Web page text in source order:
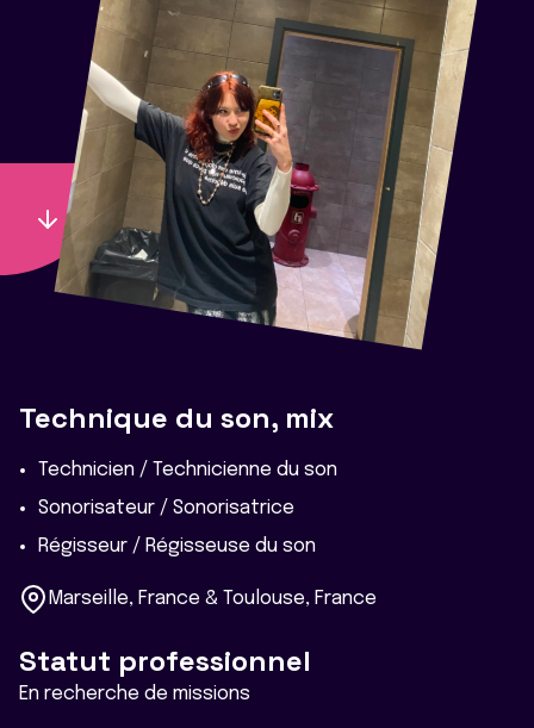
Technique du son, mix
Technicien / Technicienne du son
Sonorisateur / Sonorisatrice
Régisseur / Régisseuse du son
Marseille, France & Toulouse, France
Statut professionnel
En recherche de missions